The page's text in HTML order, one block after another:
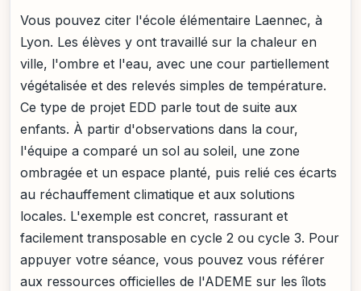
Vous pouvez citer l'école élémentaire Laennec, à
Lyon. Les élèves y ont travaillé sur la chaleur en
ville, l'ombre et l'eau, avec une cour partiellement
végétalisée et des relevés simples de température.
Ce type de projet EDD parle tout de suite aux
enfants. À partir d'observations dans la cour,
l'équipe a comparé un sol au soleil, une zone
ombragée et un espace planté, puis relié ces écarts
au réchauffement climatique et aux solutions
locales. L'exemple est concret, rassurant et
facilement transposable en cycle 2 ou cycle 3. Pour
appuyer votre séance, vous pouvez vous référer
aux ressources officielles de l'ADEME sur les îlots